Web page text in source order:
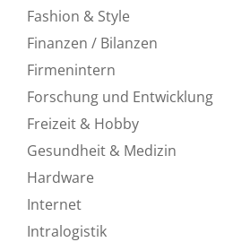
Fashion & Style
Finanzen / Bilanzen
Firmenintern
Forschung und Entwicklung
Freizeit & Hobby
Gesundheit & Medizin
Hardware
Internet
Intralogistik